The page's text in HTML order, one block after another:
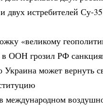
двух истребителей Су-
«великому
ООН грозил РФ
может вернуть
международном